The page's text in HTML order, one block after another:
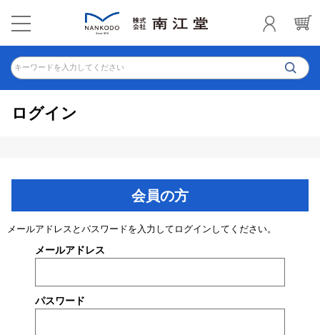
キーワードを入力してください
ログイン
会員の方
メールアドレスとパスワードを入力してログインしてください。
メールアドレス
パスワード